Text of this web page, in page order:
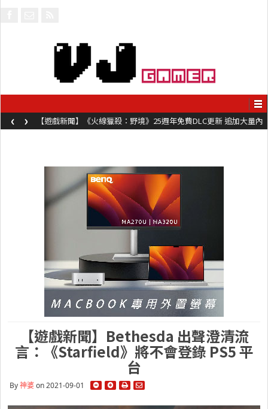
【遊戲新聞】《火線獵殺：野境》25週年免費DLC更新 追加大量內
容同時系舊作限時超平價折扣
‹ ›
【遊戲新聞】Bethesda 出聲澄清流
言：《Starfield》將不會登錄 PS5 平
台
By神婆on 2021-09-01